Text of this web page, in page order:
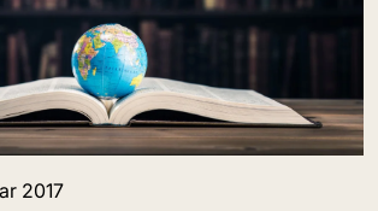
2017